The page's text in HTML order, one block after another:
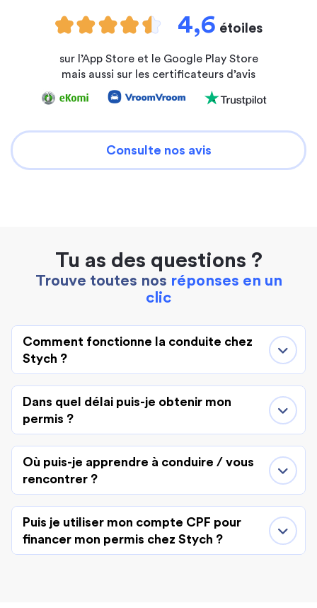
4,6 étoiles
sur l’App Store et le Google Play Store
mais aussi sur les certificateurs d’avis
Consulte nos avis
Tu as des questions ?
Trouve toutes nos réponses en un
clic
Comment fonctionne la conduite chez
Stych ?
Dans quel délai puis-je obtenir mon
permis ?
Où puis-je apprendre à conduire / vous
rencontrer ?
Puis je utiliser mon compte CPF pour
financer mon permis chez Stych ?